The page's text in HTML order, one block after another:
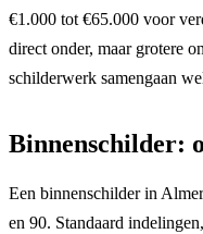
€1.000 tot €65.000 voor
direct onder, maar grotere
schilderwerk samengaan
Binnenschilder:
Een binnenschilder in
en 90. Standaard